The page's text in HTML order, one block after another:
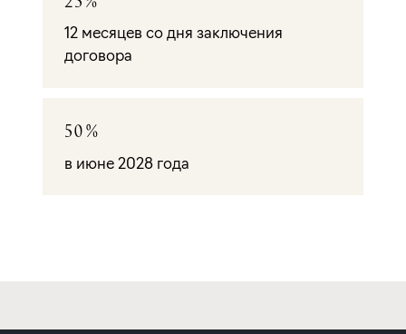
12 месяцев со дня заключения
договора
50%
в июне 2028 года